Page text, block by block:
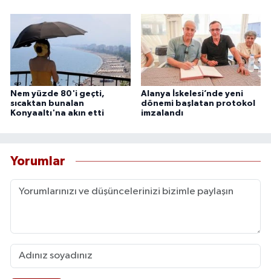
Nem yüzde 80'i geçti,
sıcaktan bunalan
Konyaaltı'na akın etti
Alanya İskelesi’nde yeni
dönemi başlatan protokol
imzalandı
Yorumlar